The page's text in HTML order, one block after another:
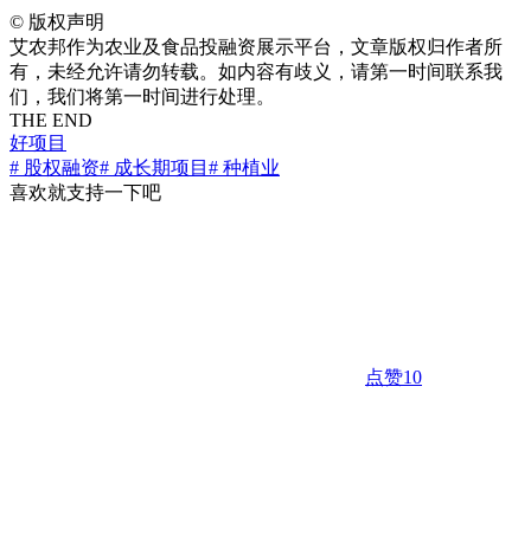
© 版权声明
艾农邦作为农业及食品投融资展示平台，文章版权归作者所
有，未经允许请勿转载。如内容有歧义，请第一时间联系我
们，我们将第一时间进行处理。
THE END
好项目
# 股权融资# 成长期项目 # 种植业
喜欢就支持一下吧
点赞10